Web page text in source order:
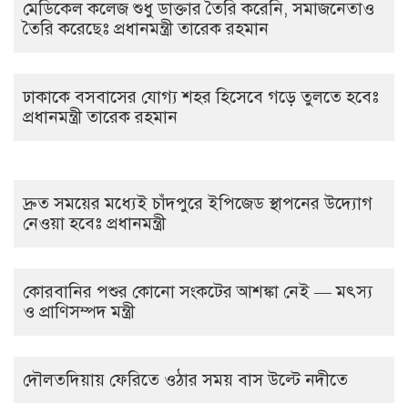
মেডিকেল কলেজ শুধু ডাক্তার তৈরি করেনি, সমাজনেতাও
তৈরি করেছেঃ প্রধানমন্ত্রী তারেক রহমান
ঢাকাকে বসবাসের যোগ্য শহর হিসেবে গড়ে তুলতে হবেঃ
প্রধানমন্ত্রী তারেক রহমান
দ্রুত সময়ের মধ্যেই চাঁদপুরে ইপিজেড স্থাপনের উদ্যোগ
নেওয়া হবেঃ প্রধানমন্ত্রী
কোরবানির পশুর কোনো সংকটের আশঙ্কা নেই — মৎস্য
ও প্রাণিসম্পদ মন্ত্রী
দৌলতদিয়ায় ফেরিতে ওঠার সময় বাস উল্টে নদীতে